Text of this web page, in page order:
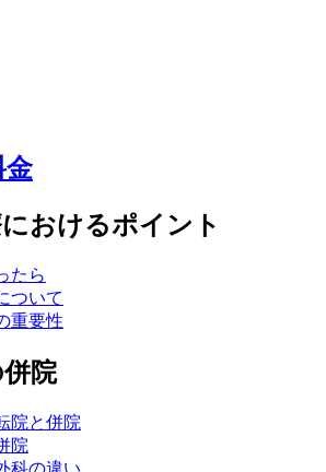
金
おけるポイント
たら
ついて
重要性
院
院と併院
院
科の違い